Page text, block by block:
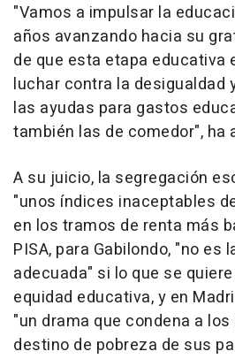
"Vamos a impulsar la
años avanzando hacia su
de que esta etapa educativa
luchar contra la desigualdad
las ayudas para gastos
también las de comedor", ha
A su juicio, la segregación
"unos índices inaceptables
en los tramos de renta más
PISA, para Gabilondo, "no es
adecuada" si lo que se
equidad educativa, y en
"un drama que condena a
destino de pobreza de sus